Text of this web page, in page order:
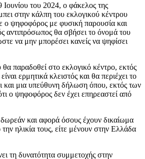
του 2024, ο φάκελος της
στην κάλπη του εκλογικού κέντρου
ο ψηφοφόρος με φυσική παρουσία και
αντιπρόσωπος θα σβήσει το όνομά του
να μην μπορέσει κανείς να ψηφίσει
παραδοθεί στο εκλογικό κέντρο, εκτός
ερμητικά κλειστός και θα περιέχει το
και μια υπεύθυνη δήλωση όπου, εκτός των
ο ψηφοφόρος δεν έχει επηρεαστεί από
δωρεάν και αφορά όσους έχουν δικαίωμα
ηλικία τους, είτε μένουν στην Ελλάδα
τη δυνατότητα συμμετοχής στην